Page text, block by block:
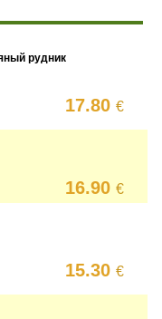
рудник
17.80€
16.90€
15.30€